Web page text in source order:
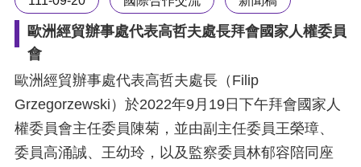
歐洲經貿辦事處代表高哲夫處長拜會國家人權委員
會
歐洲經貿辦事處代表高哲夫處長（Filip
Grzegorzewski）於2022年9月19日下午拜會國家人
權委員會主任委員陳菊，並由副主任委員王榮璋、
委員高涌誠、王幼玲，以及監察委員林郁容陪同座